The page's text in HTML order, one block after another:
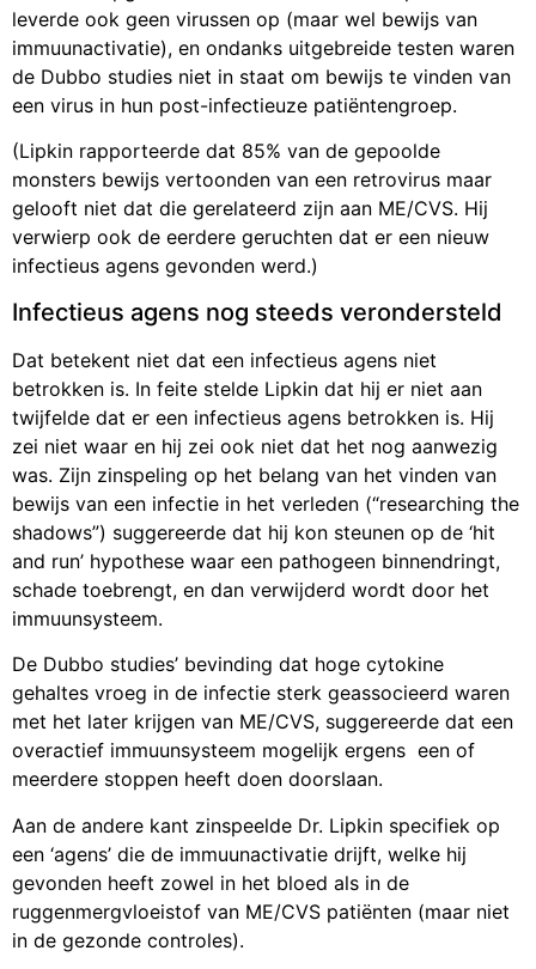
leverde ook geen virussen op (maar wel bewijs van
immuunactivatie), en ondanks uitgebreide testen waren
de Dubbo studies niet in staat om bewijs te vinden van
een virus in hun post-infectieuze patiëntengroep.
(Lipkin rapporteerde dat 85% van de gepoolde
monsters bewijs vertoonden van een retrovirus maar
gelooft niet dat die gerelateerd zijn aan ME/CVS. Hij
verwierp ook de eerdere geruchten dat er een nieuw
infectieus agens gevonden werd.)
Infectieus agens nog steeds verondersteld
Dat betekent niet dat een infectieus agens niet
betrokken is. In feite stelde Lipkin dat hij er niet aan
twijfelde dat er een infectieus agens betrokken is. Hij
zei niet waar en hij zei ook niet dat het nog aanwezig
was. Zijn zinspeling op het belang van het vinden van
bewijs van een infectie in het verleden (“researching the
shadows”) suggereerde dat hij kon steunen op de ‘hit
and run’ hypothese waar een pathogeen binnendringt,
schade toebrengt, en dan verwijderd wordt door het
immuunsysteem.
De Dubbo studies’ bevinding dat hoge cytokine
gehaltes vroeg in de infectie sterk geassocieerd waren
met het later krijgen van ME/CVS, suggereerde dat een
overactief immuunsysteem mogelijk ergens een of
meerdere stoppen heeft doen doorslaan.
Aan de andere kant zinspeelde Dr. Lipkin specifiek op
een ‘agens’ die de immuunactivatie drijft, welke hij
gevonden heeft zowel in het bloed als in de
ruggenmergvloeistof van ME/CVS patiënten (maar niet
in de gezonde controles).